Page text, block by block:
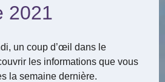
2021
un coup d’œil dans le
les informations que vous
la semaine dernière.